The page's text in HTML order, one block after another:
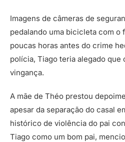
Imagens de câmeras de
pedalando uma bicicleta com o
poucas horas antes do crime
polícia, Tiago teria alegado que
vingança.
A mãe de Théo prestou
apesar da separação do casal
histórico de violência do pai
Tiago como um bom pai,